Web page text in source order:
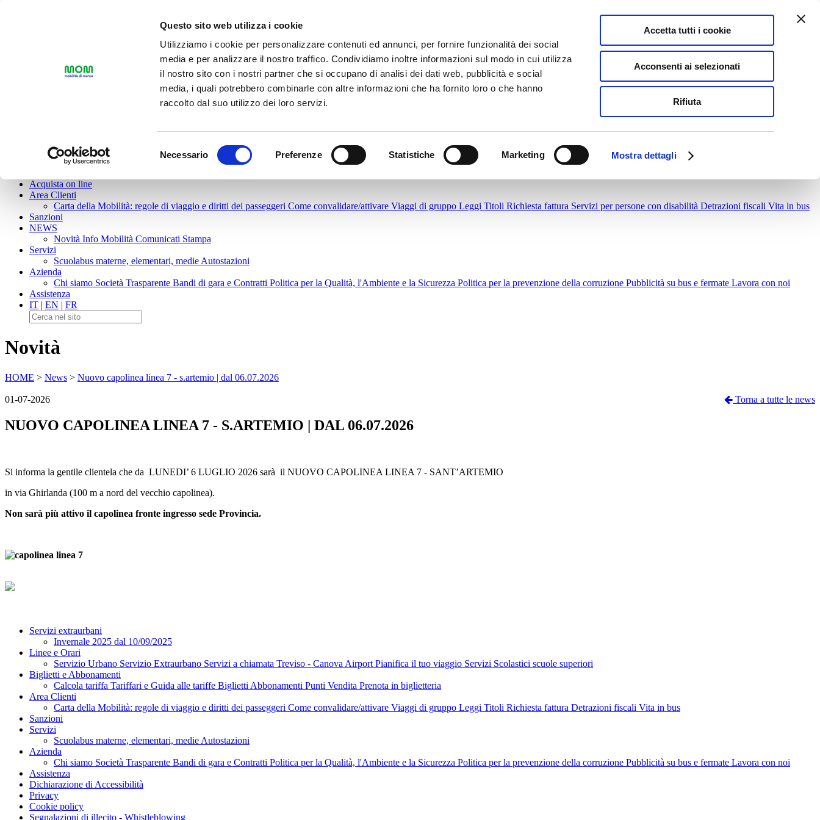
Questo sito web utilizza i cookie
Utilizziamo i cookie per personalizzare contenuti ed annunci, per fornire funzionalità dei social
media e per analizzare il nostro traffico. Condividiamo inoltre informazioni sul modo in cui utilizza
il nostro sito con i nostri partner che si occupano di analisi dei dati web, pubblicità e social
media, i quali potrebbero combinarle con altre informazioni che ha fornito loro o che hanno
raccolto dal suo utilizzo dei loro servizi.
Necessario Preferenze Statistiche Marketing Mostra dettagli
Accetta tutti i cookie
Acconsenti ai selezionati
Rifiuta
Biglietti e Abbonamenti
Calcola tariffa
BigliettiCondizioni di utilizzo Acquisto Contactless a bordo autobus Punti Vendita Acquista da smartphone con MOMUP
Acquista on line
Area Clienti
Carta della Mobilità: regole di viaggio e diritti dei passeggeri Come convalidare/attivare Viaggi di gruppo Leggi Titoli Richiesta fattura Servizi per persone con disabilità Detrazioni fiscali Vita in bus
Sanzioni
NEWS
Novità Info Mobilità Comunicati Stampa
Servizi
Scuolabus materne, elementari, medie Autostazioni
Azienda
Chi siamo Società Trasparente Bandi di gara e Contratti Politica per la Qualità, l'Ambiente e la Sicurezza Politica per la prevenzione della corruzione Pubblicità su bus e fermate Lavora con noi
Assistenza
IT | EN | FR
Novità
HOME > News > Nuovo capolinea linea 7 - s.artemio | dal 06.07.2026
Torna a tutte le news
01-07-2026
NUOVO CAPOLINEA LINEA 7 - S.ARTEMIO | DAL 06.07.2026
Si informa la gentile clientela che da LUNEDI’ 6 LUGLIO 2026 sarà il NUOVO CAPOLINEA LINEA 7 - SANT’ARTEMIO
in via Ghirlanda (100 m a nord del vecchio capolinea).
Non sarà più attivo il capolinea fronte ingresso sede Provincia.
Servizi extraurbani
Invernale 2025 dal 10/09/2025
Linee e Orari
Servizio Urbano Servizio Extraurbano Servizi a chiamata Treviso - Canova Airport Pianifica il tuo viaggio Servizi Scolastici scuole superiori
Biglietti e Abbonamenti
Calcola tariffa Tariffari e Guida alle tariffe Biglietti Abbonamenti Punti Vendita Prenota in biglietteria
Area Clienti
Carta della Mobilità: regole di viaggio e diritti dei passeggeri Come convalidare/attivare Viaggi di gruppo Leggi Titoli Richiesta fattura Detrazioni fiscali Vita in bus
Sanzioni
Servizi
Scuolabus materne, elementari, medie Autostazioni
Azienda
Chi siamo Società Trasparente Bandi di gara e Contratti Politica per la Qualità, l'Ambiente e la Sicurezza Politica per la prevenzione della corruzione Pubblicità su bus e fermate Lavora con noi
Assistenza
Dichiarazione di Accessibilità
Privacy
Cookie policy
Segnalazioni di illecito - Whistleblowing